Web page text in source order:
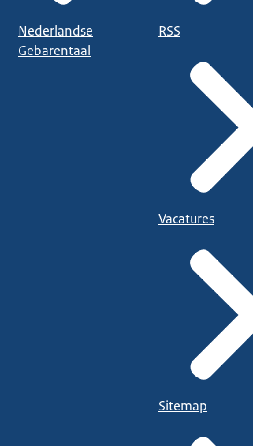
Nederlandse
Gebarentaal
RSS
Vacatures
Sitemap